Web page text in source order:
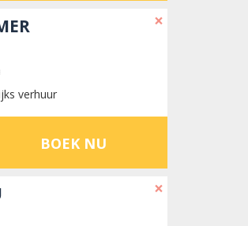
×
verhuur
BOEK NU
×